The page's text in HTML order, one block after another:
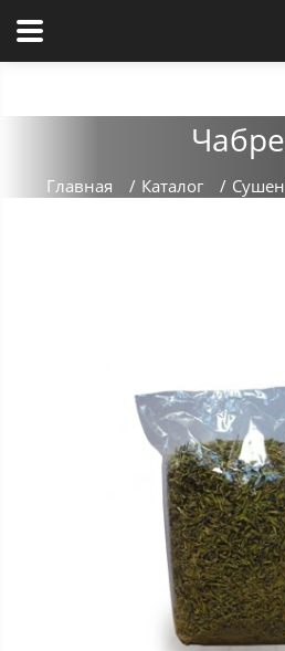
Главная / Каталог /